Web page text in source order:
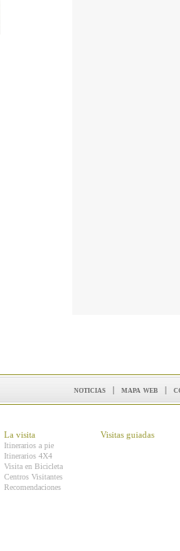
noticias | mapa web |
La visita
Itinerarios a pie
Itinerarios 4X4
Visita en Bicicleta
Centros Visitantes
Recomendaciones
Visitas guiadas